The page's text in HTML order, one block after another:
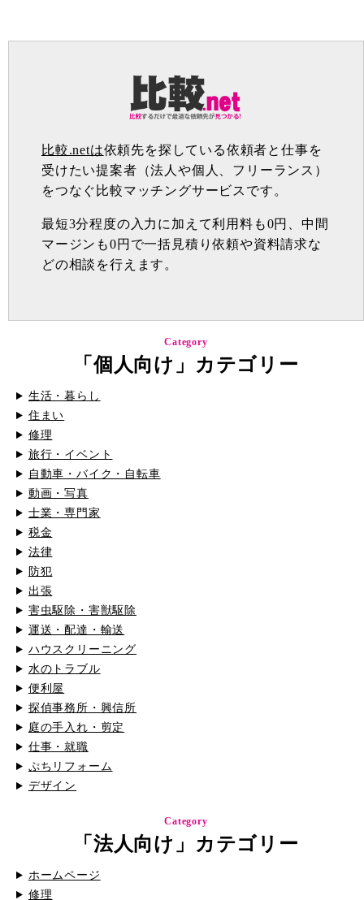
比較.netは依頼先を探している依頼者と仕事を
受けたい提案者（法人や個人、フリーランス）
をつなぐ比較マッチングサービスです。
最短3分程度の入力に加えて利用料も0円、中間
マージンも0円で一括見積り依頼や資料請求な
どの相談を行えます。
Category
「個人向け」カテゴリー
生活・暮らし
住まい
修理
旅行・イベント
自動車・バイク・自転車
動画・写真
士業・専門家
税金
法律
防犯
出張
害虫駆除・害獣駆除
運送・配達・輸送
ハウスクリーニング
水のトラブル
便利屋
探偵事務所・興信所
庭の手入れ・剪定
仕事・就職
ぷちリフォーム
デザイン
Category
「法人向け」カテゴリー
ホームページ
修理